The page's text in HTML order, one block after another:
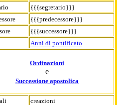
{{{segretario}}}
{{{predecessore}}}
{{{successore}}}
Anni di pontificato
Ordinazioni
e
Successione apostolica
creazioni